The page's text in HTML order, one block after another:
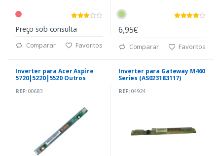
Preço sob consulta
Comparar Favoritos
6,95€
Comparar Favoritos
Inverter para Acer Aspire
5720|5220|5520 Outros
REF:00683
Inverter para Gateway M460
Series (AS023183117)
REF:04924